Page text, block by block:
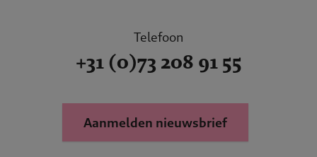
Telefoon
+31 (0)73 208 91 55
Aanmelden nieuwsbrief